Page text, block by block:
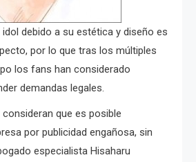
debido a su estética y diseño es
por lo que tras los múltiples
los fans han considerado
demandas legales.
que es posible
por publicidad engañosa, sin
especialista Hisaharu